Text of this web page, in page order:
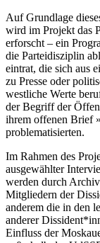
Auf Grundlage
wird im Projekt das
erforscht – ein
die Parteidisziplin
eintrat, die sich aus
zu Presse oder
westliche Werte
der Begriff der
ihrem offenen Brief
problematisierten.
Im Rahmen des
ausgewählter
werden durch
Mitgliedern der
anderem die in den
anderer
Einfluss der